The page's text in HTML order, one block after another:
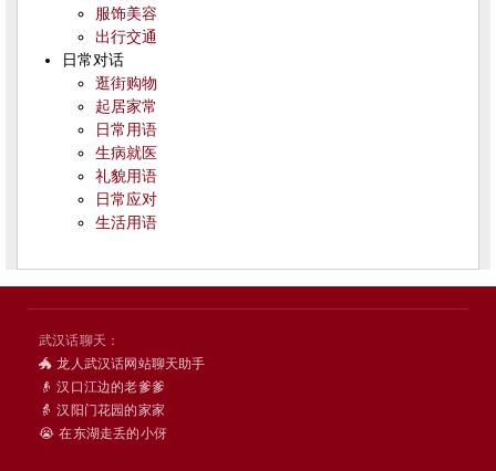
服饰美容
出行交通
日常对话
逛街购物
起居家常
日常用语
生病就医
礼貌用语
日常应对
生活用语
武汉话聊天：
🐲 龙人武汉话网站聊天助手
👴 汉口江边的老爹爹
👵 汉阳门花园的家家
😭 在东湖走丢的小伢